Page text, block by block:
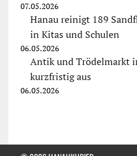
07.05.2026
Hanau reinigt 189
in Kitas und Schulen
06.05.2026
Antik und Trödelmarkt
kurzfristig aus
06.05.2026